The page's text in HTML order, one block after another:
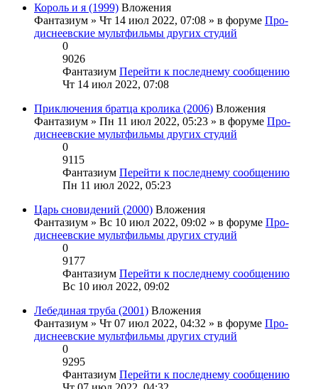
Король и я (1999) Вложения
Фантазиум » Чт 14 июл 2022, 07:08 » в форуме Про-
диснеевские мультфильмы других студий
0
9026
Фантазиум Перейти к последнему сообщению
Чт 14 июл 2022, 07:08
Приключения братца кролика (2006) Вложения
Фантазиум » Пн 11 июл 2022, 05:23 » в форуме Про-
диснеевские мультфильмы других студий
0
9115
Фантазиум Перейти к последнему сообщению
Пн 11 июл 2022, 05:23
Царь сновидений (2000) Вложения
Фантазиум » Вс 10 июл 2022, 09:02 » в форуме Про-
диснеевские мультфильмы других студий
0
9177
Фантазиум Перейти к последнему сообщению
Вс 10 июл 2022, 09:02
Лебединая труба (2001) Вложения
Фантазиум » Чт 07 июл 2022, 04:32 » в форуме Про-
диснеевские мультфильмы других студий
0
9295
Фантазиум Перейти к последнему сообщению